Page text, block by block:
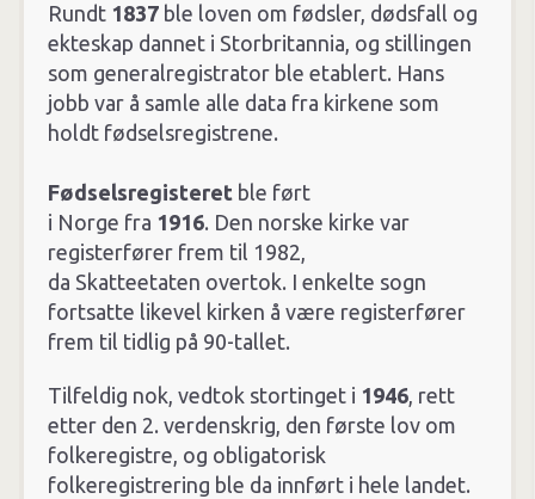
Rundt 1837 ble loven om fødsler, dødsfall og
ekteskap dannet i Storbritannia, og stillingen
som generalregistrator ble etablert. Hans
jobb var å samle alle data fra kirkene som
holdt fødselsregistrene.
Fødselsregisteret ble ført
i Norge fra 1916. Den norske kirke var
registerfører frem til 1982,
da Skatteetaten overtok. I enkelte sogn
fortsatte likevel kirken å være registerfører
frem til tidlig på 90-tallet.
Tilfeldig nok, vedtok stortinget i 1946, rett
etter den 2. verdenskrig, den første lov om
folkeregistre, og obligatorisk
folkeregistrering ble da innført i hele landet.